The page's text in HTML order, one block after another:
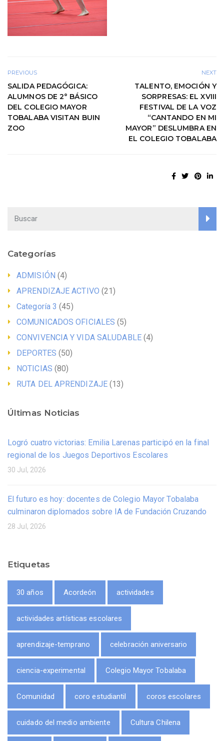
PREVIOUS
SALIDA PEDAGÓGICA:
ALUMNOS DE 2° BÁSICO
DEL COLEGIO MAYOR
TOBALABA VISITAN BUIN
ZOO
NEXT
TALENTO, EMOCIÓN Y
SORPRESAS: EL XVIII
FESTIVAL DE LA VOZ
“CANTANDO EN MI
MAYOR” DESLUMBRA EN
EL COLEGIO TOBALABA
Categorías
ADMISIÓN (4)
APRENDIZAJE ACTIVO (21)
Categoría 3 (45)
COMUNICADOS OFICIALES (5)
CONVIVENCIA Y VIDA SALUDABLE(4)
DEPORTES (50)
NOTICIAS (80)
RUTA DEL APRENDIZAJE (13)
Últimas Noticias
Logró cuatro victorias: Emilia Larenas participó en la final
regional de los Juegos Deportivos Escolares
30 Jul, 2026
El futuro es hoy: docentes de Colegio Mayor Tobalaba
culminaron diplomados sobre IA de Fundación Cruzando
28 Jul, 2026
Etiquetas
30 años Acordeón actividades
actividades artísticas escolares
aprendizaje-temprano celebración aniversario
ciencia-experimental Colegio Mayor Tobalaba
Comunidad coro estudiantil coros escolares
cuidado del medio ambiente Cultura Chilena